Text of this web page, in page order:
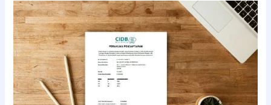
Apa
Itu
Lesen
CIDB